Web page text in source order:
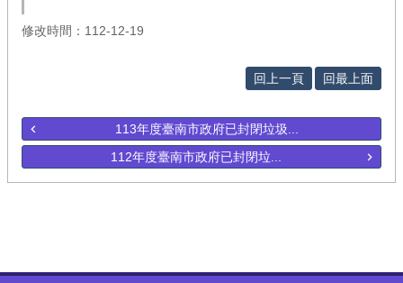
修改時間：112-12-19
回上一頁 回最上面
113年度臺南市政府已封閉垃圾...
112年度臺南市政府已封閉垃...